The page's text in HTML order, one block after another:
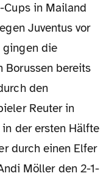
in Mailand
Juventus vor
gingen die
Borussen bereits
den
Reuter in
der ersten Hälfte
durch einen Elfer
Möller den 2-1-